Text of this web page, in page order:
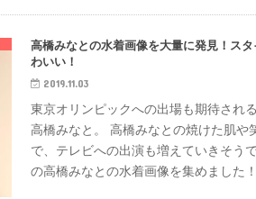
高橋みなとの水着画像を大量に発見！ス
わいい！
2019.11.03
東京オリンピックへの出場も期待され
高橋みなと。 高橋みなとの焼けた肌や
で、テレビへの出演も増えていきそう
の高橋みなとの水着画像を集めました